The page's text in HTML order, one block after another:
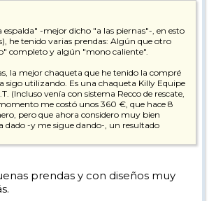
espalda" -mejor dicho "a las piernas"-, en esto
he tenido varias prendas: Algún que otro
completo y algún "mono caliente".
la mejor chaqueta que he tenido la compré
sigo utilizando. Es una chaqueta Killy Equipe
(Incluso venía con sistema Recco de rescate,
me costó unos 360 €, que hace 8
pero que ahora considero muy bien
dado -y me sigue dando-, un resultado
prendas y con diseños muy